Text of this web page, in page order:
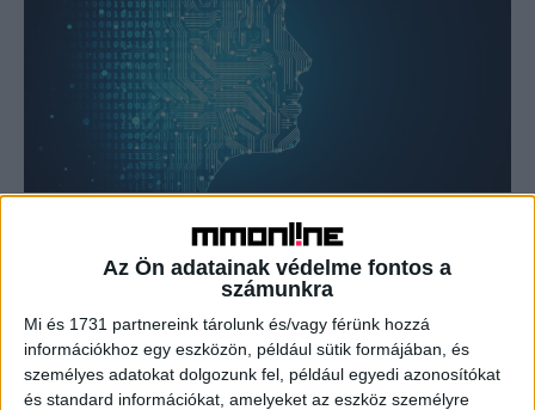
Az Ön adatainak védelme fontos a
számunkra
Mi és 1731 partnereink tárolunk és/vagy férünk hozzá
információkhoz egy eszközön, például sütik formájában, és
személyes adatokat dolgozunk fel, például egyedi azonosítókat
és standard információkat, amelyeket az eszköz személyre
Mesterséges intelligencia képzés indul
tanároknak
Kihívás vagy segítség? Egy friss brit felmérés szerint a
pedagógusok ugyan ismerik a generatív mesterséges
intelligenciát (AI), de sokan egyáltalán nem használják, és